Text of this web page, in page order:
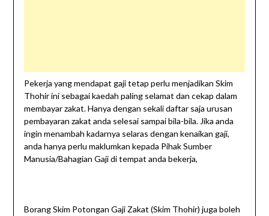
Pekerja yang mendapat gaji tetap perlu menjadikan Skim
Thohir ini sebagai kaedah paling selamat dan cekap dalam
membayar zakat. Hanya dengan sekali daftar saja urusan
pembayaran zakat anda selesai sampai bila-bila. Jika anda
ingin menambah kadarnya selaras dengan kenaikan gaji,
anda hanya perlu maklumkan kepada Pihak Sumber
Manusia/Bahagian Gaji di tempat anda bekerja,
Borang Skim Potongan Gaji Zakat (Skim Thohir) juga boleh